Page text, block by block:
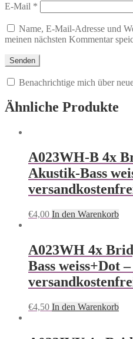
E-Mail *
Name, E-Mail-Adresse und
meinen nächsten Kommentar
Benachrichtige mich über
Ähnliche Produkte
A023WH-B 4x
Akustik-Bass
€4,00 In den Warenkorb
A023WH 4x
Bass weiss+Dot
€4,50 In den Warenkorb